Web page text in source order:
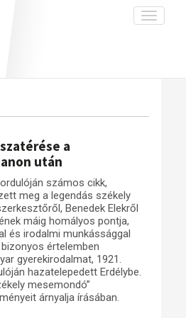
Toggle
megszilárdulása
(feltöltés alatt)
kommentár
a
után
számos cikk,
meg a legendás székely
Benedek Elekről
máig homályos pontja,
és irodalmi munkássággal
értelemben
gyerekirodalmat, 1921.
hazatelepedett Erdélybe.
mesemondó”
árnyalja írásában.